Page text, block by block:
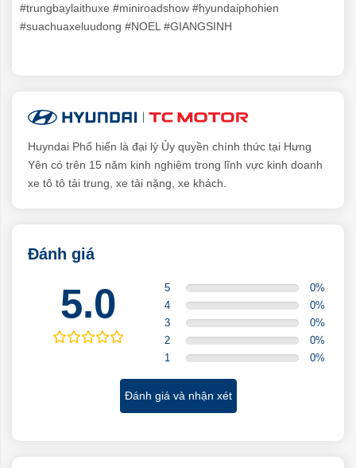
#trungbaylaithuxe #miniroadshow #hyundaiphohien
#suachuaxeluudong #NOEL #GIANGSINH
Huyndai Phố hiến là đại lý Ủy quyền chính thức tại Hưng
Yên có trên 15 năm kinh nghiệm trong lĩnh vực kinh doanh
xe tô tô tải trung, xe tải nặng, xe khách.
Đánh giá
5.0 5 0%
4
0%
3
0%
2
0%
1
0%
Đánh giá và nhận xét